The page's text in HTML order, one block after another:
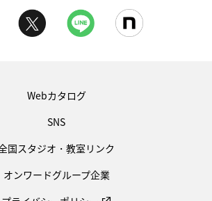
Webカタログ
SNS
国スタジオ・教室リンク
オンワードグループ企業